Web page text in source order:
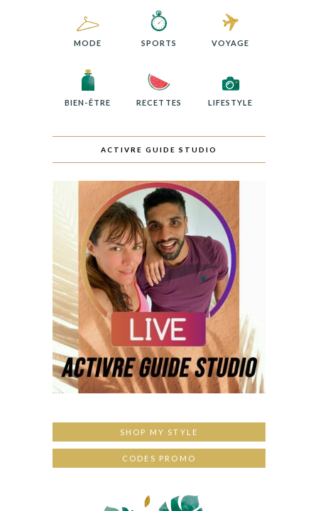
MODE SPORTS VOYAGE
BIEN-ÊTRE RECETTES LIFESTYLE
ACTIVRE GUIDE STUDIO
SHOP MY STYLE
CODES PROMO